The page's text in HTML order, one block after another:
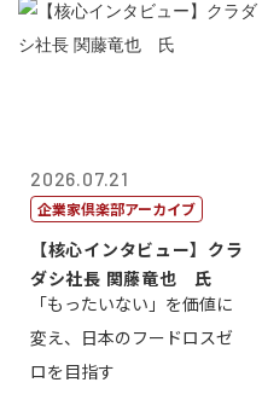
2026.07.21
企業家倶楽部アーカイブ
【核心インタビュー】クラ
ダシ社長 関藤竜也 氏
「もったいない」を価値に
変え、日本のフードロスゼ
ロを目指す